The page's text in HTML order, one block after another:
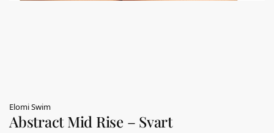
Elomi Swim
Abstract Mid Rise – Svart